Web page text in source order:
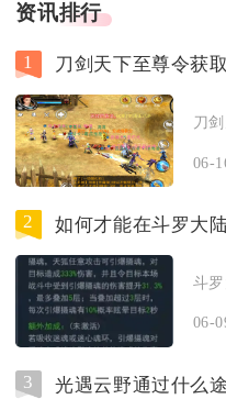
资讯排行
1 刀剑天下至尊令获
刀
06-
2 如何才能在斗罗大
斗
06-
3 光遇云野通过什么